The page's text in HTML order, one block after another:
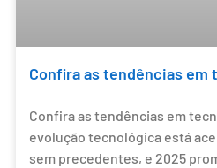
Confira as tendências em
Confira as tendências em
evolução tecnológica está
sem precedentes, e 2025